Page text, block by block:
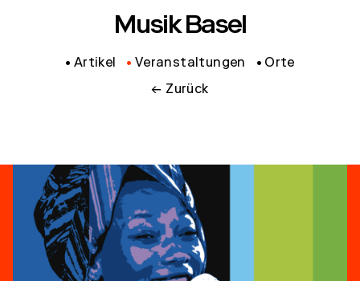
Musik Basel
Artikel Veranstaltungen Orte
← Zurück